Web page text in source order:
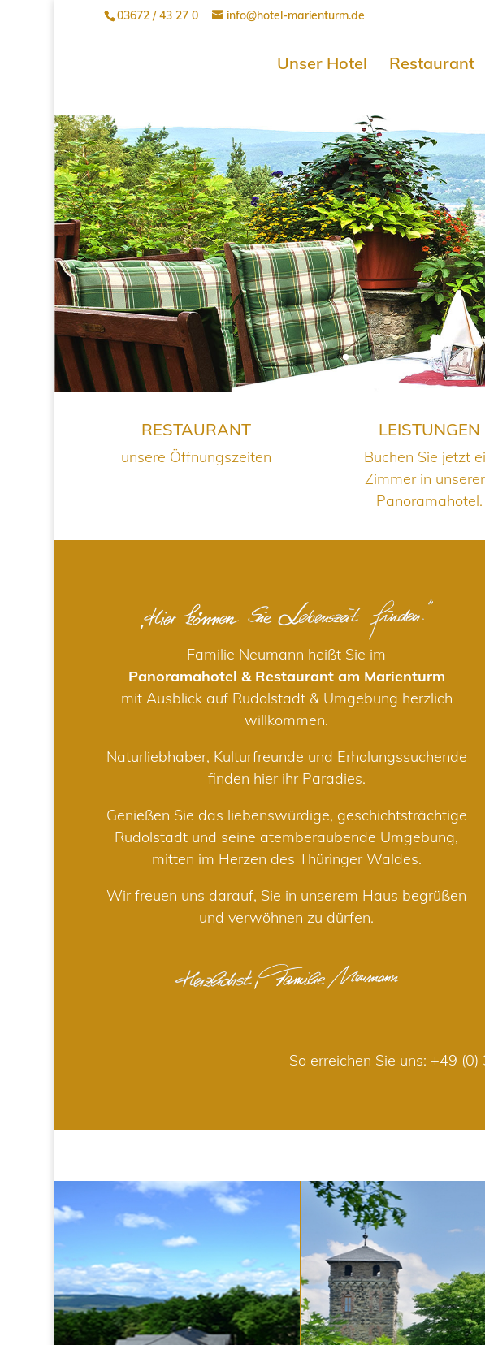
03672 / 43 27 0 info@hotel-marienturm.de
Unser Hotel Restaurant
RESTAURANT
unsere Öffnungszeiten
LEISTUNGEN
Buchen Sie jetzt
Zimmer in
Panoramahotel.
Familie Neumann heißt Sie im
Panoramahotel & Restaurant am Marienturm
mit Ausblick auf Rudolstadt & Umgebung herzlich
willkommen.
Naturliebhaber, Kulturfreunde und Erholungssuchende
finden hier ihr Paradies.
Genießen Sie das liebenswürdige, geschichtsträchtige
Rudolstadt und seine atemberaubende Umgebung,
mitten im Herzen des Thüringer Waldes.
Wir freuen uns darauf, Sie in unserem Haus begrüßen
und verwöhnen zu dürfen.
So erreichen Sie uns: +49 (0)